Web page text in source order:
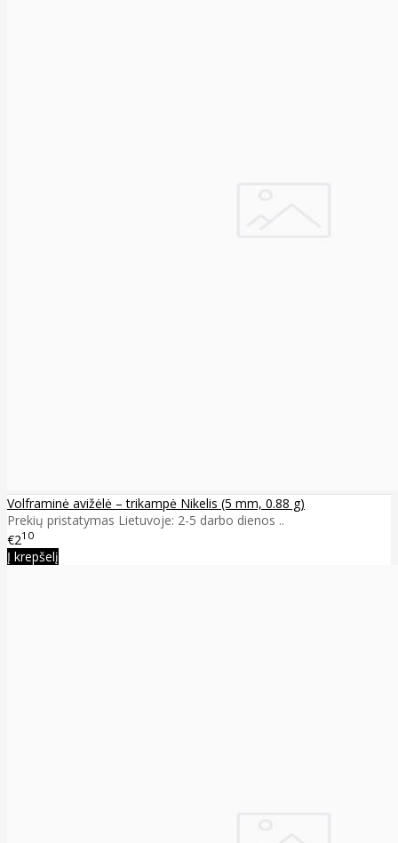
Volframinė avižėlė – trikampė Nikelis (5 mm, 0.88 g)
Prekių pristatymas Lietuvoje: 2-5 darbo dienos ..
€210
Į krepšelį